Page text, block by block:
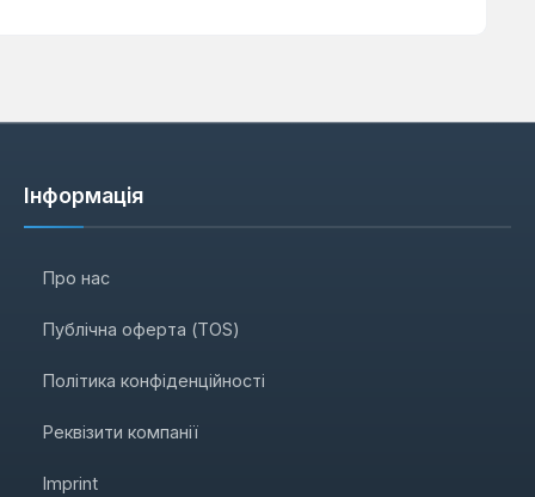
Інформація
Про нас
Публічна оферта (TOS)
Політика конфіденційності
Реквізити компанії
Imprint